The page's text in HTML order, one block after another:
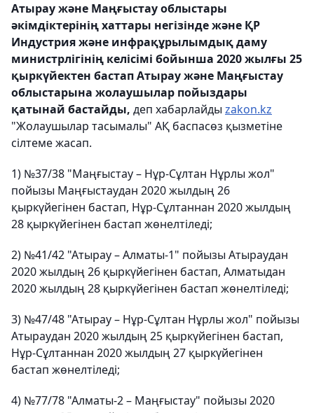
Атырау және Маңғыстау облыстары
әкімдіктерінің хаттары негізінде және ҚР
Индустрия және инфрақұрылымдық даму
министрлігінің келісімі бойынша 2020 жылғы 25
қыркүйектен бастап Атырау және Маңғыстау
облыстарына жолаушылар пойыздары
қатынай бастайды, деп хабарлайды zakon.kz
"Жолаушылар тасымалы" АҚ баспасөз қызметіне
сілтеме жасап.
1) №37/38 "Маңғыстау – Нұр-Сұлтан Нұрлы жол"
пойызы Маңғыстаудан 2020 жылдың 26
қыркүйегінен бастап, Нұр-Сұлтаннан 2020 жылдың
28 қыркүйегінен бастап жөнелтіледі;
2) №41/42 "Атырау – Алматы-1" пойызы Атыраудан
2020 жылдың 26 қыркүйегінен бастап, Алматыдан
2020 жылдың 28 қыркүйегінен бастап жөнелтіледі;
3) №47/48 "Атырау – Нұр-Сұлтан Нұрлы жол" пойызы
Атыраудан 2020 жылдың 25 қыркүйегінен бастап,
Нұр-Сұлтаннан 2020 жылдың 27 қыркүйегінен
бастап жөнелтіледі;
4) №77/78 "Алматы-2 – Маңғыстау" пойызы 2020